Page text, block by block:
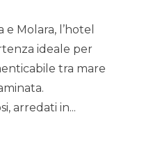
Molara, l’hotel
ideale per
tra mare
arredati in...